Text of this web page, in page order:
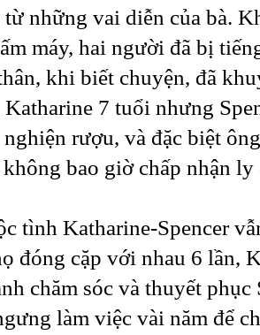
những vai diễn của bà.
máy, hai người đã bị
khi biết chuyện, đã
7 tuổi nhưng
rượu, và đặc biệt
không bao giờ chấp nhận
tình Katharine-Spencer
đóng cặp với nhau 6 lần,
chăm sóc và thuyết
làm việc vài năm để